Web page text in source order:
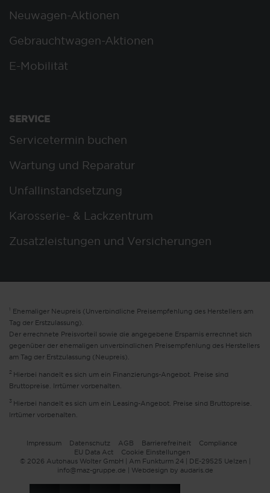
Neuwagen-Aktionen
Gebrauchtwagen-Aktionen
E-Mobilität
SERVICE
Servicetermin buchen
Wartung und Reparatur
Unfallinstandsetzung
Karosserie- & Lackzentrum
Zusatzleistungen und Versicherungen
1 Ehemaliger Neupreis (Unverbindliche Preisempfehlung des Herstellers am
Tag der Erstzulassung).
Der errechnete Preisvorteil sowie die angegebene Ersparnis errechnet sich
gegenüber der ehemaligen unverbindlichen Preisempfehlung des Herstellers
am Tag der Erstzulassung (Neupreis).
2 Hierbei handelt es sich um ein Finanzierungs-Angebot. Preise sind
Bruttopreise. Irrtümer vorbehalten.
3 Hierbei handelt es sich um ein Leasing-Angebot. Preise sind Bruttopreise.
Irrtümer vorbehalten.
Impressum Datenschutz AGB Barrierefreiheit
Compliance
EU Data Act
Cookie Einstellungen
© 2026 Autohaus Wolter GmbH | Am Funkturm 24 | DE-29525 Uelzen |
info@maz-gruppe.de | Webdesign by audaris.de